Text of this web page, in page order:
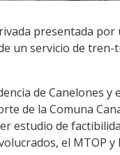
presentada
un servicio de
de Canelones
de la Comuna
estudio de
el MTOP y